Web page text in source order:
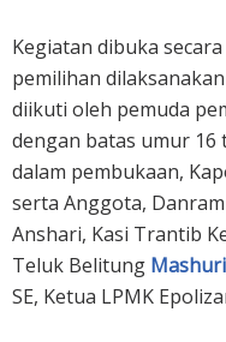
Kegiatan dibuka
pemilihan
diikuti oleh pemuda
dengan batas umur 16
dalam pembukaan,
serta Anggota,
Anshari, Kasi Trantib
Teluk Belitung
SE, Ketua LPMK